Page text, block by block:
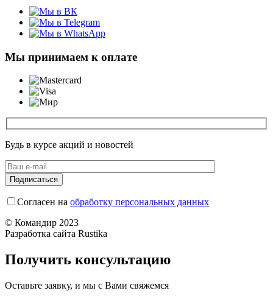
Мы принимаем к оплате
Будь в курсе акций и новостей
Согласен на обработку персональных данных
© Командир 2023
Разработка сайта Rustika
Получить консультацию
Оставьте заявку, и мы с Вами свяжемся